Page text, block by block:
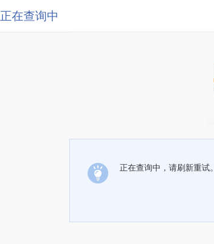
正在查询中
正在查询中，请刷新重试。